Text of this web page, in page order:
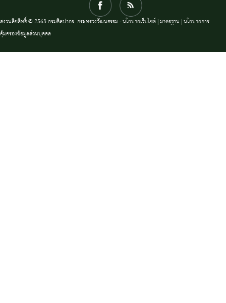
สงวนลิขสิทธิ์ © 2563 กรมศิลปากร. กระทรวงวัฒนธรรม -นโยบายเว็บไซต์|มาตรฐาน |นโยบายการ
คุ้มครองข้อมูลส่วนบุคคล